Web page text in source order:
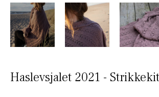
Haslevsjalet 2021 - Strikkekit